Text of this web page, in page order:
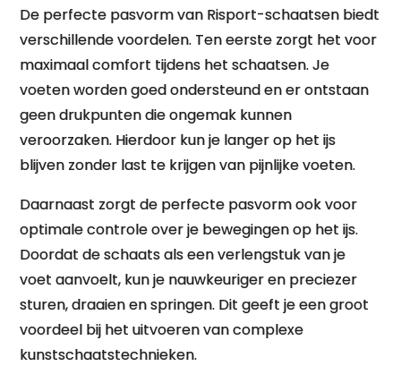
De perfecte pasvorm van Risport-schaatsen biedt
verschillende voordelen. Ten eerste zorgt het voor
maximaal comfort tijdens het schaatsen. Je
voeten worden goed ondersteund en er ontstaan
geen drukpunten die ongemak kunnen
veroorzaken. Hierdoor kun je langer op het ijs
blijven zonder last te krijgen van pijnlijke voeten.
Daarnaast zorgt de perfecte pasvorm ook voor
optimale controle over je bewegingen op het ijs.
Doordat de schaats als een verlengstuk van je
voet aanvoelt, kun je nauwkeuriger en preciezer
sturen, draaien en springen. Dit geeft je een groot
voordeel bij het uitvoeren van complexe
kunstschaatstechnieken.